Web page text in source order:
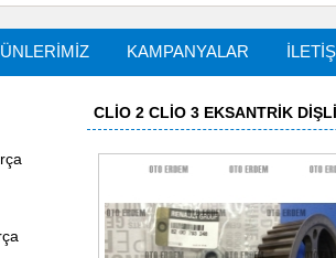
KAMPANYALAR
CLIO 2 CLIO 3 EKSANTRIK